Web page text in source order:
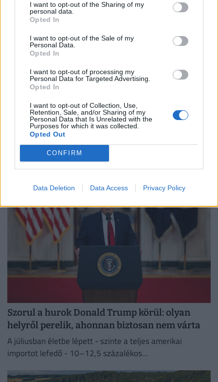
I want to opt-out of the Sharing of my
personal data.
Opted In
I want to opt-out of the Sale of my
Personal Data.
Opted In
I want to opt-out of processing my
Personal Data for Targeted Advertising.
Opted In
I want to opt-out of Collection, Use,
Retention, Sale, and/or Sharing of my
Personal Data that Is Unrelated with the
Purposes for which it was collected.
Opted Out
CONFIRM
Data Deletion Data Access Privacy Policy
Elképesztő régészeti kincsre bukkant egy
önkormányzati dolgozó: több ezer éves lelet
került elő
Egy Izraelben eddig ismeretlen típusú, 2500 éves ciprusi
érmét talált valaki a tengerparton, amely új
információkkal szolgálhat a perzsa kori földközi-tengeri
Szorul a hurok Donald Trump körül: olyan
helyről perelik, ahonnan biztosan nem várta
A júliusban életbe lépett - szinte a teljes amerikai
importot lefedő - 10–12,5 százalékos
fellépéssel indokolja.